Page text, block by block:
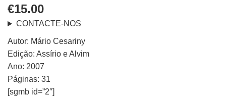
€15.00
CONTACTE-NOS
Autor: Mário Cesariny
Edição: Assírio e Alvim
Ano: 2007
Páginas: 31
[sgmb id=”2″]